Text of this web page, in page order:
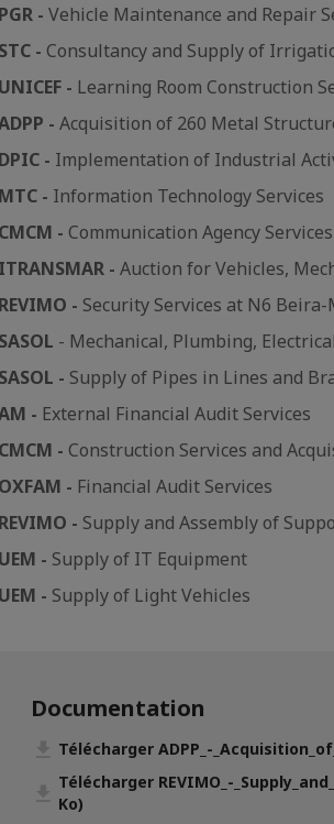
PGR - Vehicle Maintenance and Repair
STC - Consultancy and Supply of
UNICEF - Learning Room Construction
- Acquisition of 260 Metal
DPIC - Implementation of Industrial
MTC - Information Technology Services
CMCM - Communication Agency
ITRANSMAR - Auction for Vehicles,
REVIMO - Security Services at N6
SASOL - Mechanical, Plumbing,
SASOL - Supply of Pipes in Lines and
- External Financial Audit Services
CMCM - Construction Services and
OXFAM - Financial Audit Services
REVIMO - Supply and Assembly of
UEM - Supply of IT Equipment
UEM - Supply of Light Vehicles
Documentation
Télécharger ADPP_-
Télécharger REVIMO_-
Ko)